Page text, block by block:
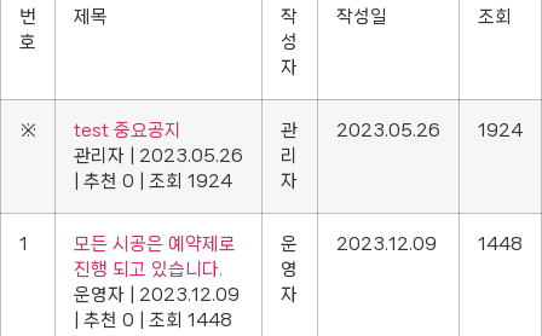
번
호
제목
작
성
자
작성일 조회
※
test 중요공지
관리자
2023.05.26
추천 0 조회 1924
관
리
자
2023.05.26 1924
1
모든 시공은 예약제로
진행 되고 있습니다.
운영자
2023.12.09
추천 0 조회 1448
운
영
자
2023.12.09 1448